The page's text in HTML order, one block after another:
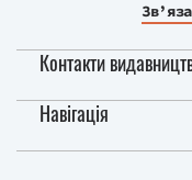
Контакти
Навігація